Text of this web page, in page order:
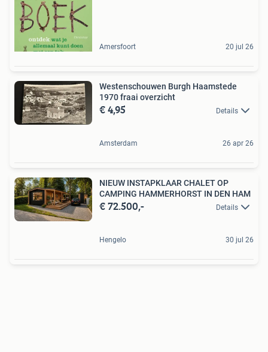
Amersfoort 20 jul 26
Westenschouwen Burgh Haamstede
1970 fraai overzicht
€ 4,95 Details
Amsterdam 26 apr 26
NIEUW INSTAPKLAAR CHALET OP
CAMPING HAMMERHORST IN DEN HAM
€ 72.500,- Details
Hengelo 30 jul 26